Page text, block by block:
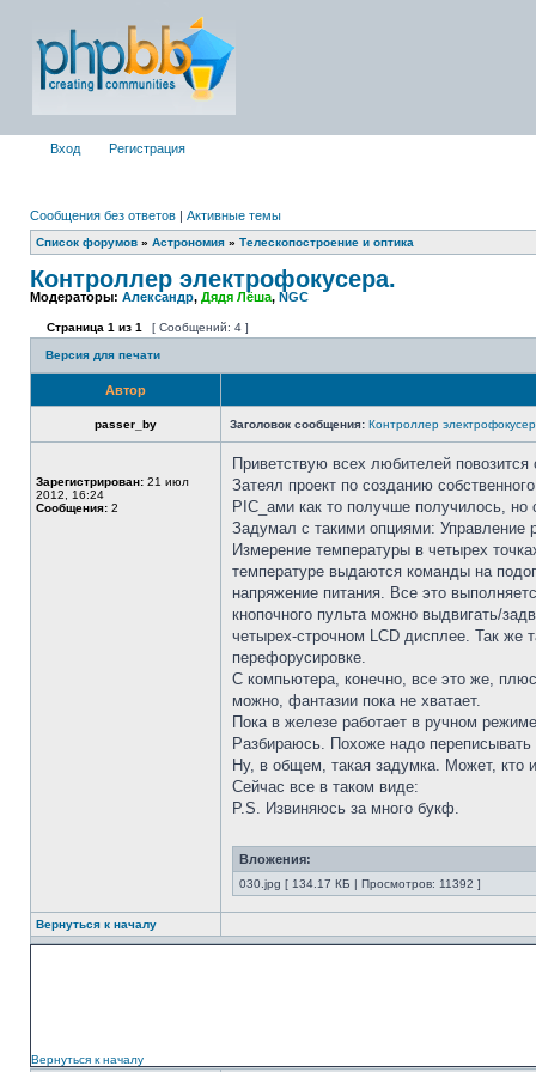
Вход Регистрация
Сообщения без ответов | Активные темы
Список форумов » Астрономия » Телескопостроение и оптика
Контроллер электрофокусера.
Модераторы: Александр, Дядя Лёша, NGC
Страница 1 из 1 [ Сообщений: 4 ]
Версия для печати
Автор
passer_by Заголовок сообщения: Контроллер
Зарегистрирован: 21 июл
2012, 16:24
Сообщения: 2
Приветствую всех любителей
Затеял проект по созданию
PIC_ами как то получше получилось, но
Задумал с такими опциями: Управление
Измерение температуры в четырех
температуре выдаются команды на
напряжение питания. Все это
кнопочного пульта можно выдвигать/
четырех-строчном LCD дисплее. Так же
перефорусировке.
С компьютера, конечно, все это же,
можно, фантазии пока не хватает.
Пока в железе работает в ручном
Разбираюсь. Похоже надо
Ну, в общем, такая задумка. Может, кто
Сейчас все в таком виде:
P.S. Извиняюсь за много букф.
Вложения:
030.jpg [ 134.17 КБ | Просмотров: 11392 ]
Вернуться к началу
Вернуться к началу